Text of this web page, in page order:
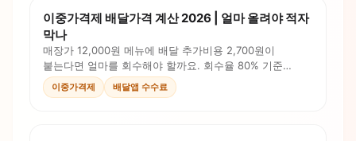
이중가격제 배달가격 계산 2026 | 얼마 올려야 적자
막나
매장가 12,000원 메뉴에 배달 추가비용 2,700원이
붙는다면 얼마를 회수해야 할까요. 회수율 80% 기준
배달가 14,200원 계산법을 정리했습니다.
이중가격제 배달앱 수수료